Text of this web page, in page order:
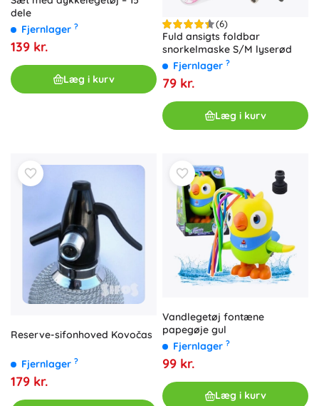
dele
Fjernlager ?
139 kr.
Læg i kurv
(6)
Fuld ansigts foldbar
snorkelmaske S/M lyserød
Fjernlager ?
79 kr.
Læg i kurv
Reserve-sifonhoved Kovočas
Fjernlager ?
179 kr.
Vandlegetøj fontæne
papegøje gul
Fjernlager ?
99 kr.
Læg i kurv